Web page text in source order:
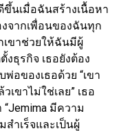
นเมื่อฉันสร้างเนื้อหา
จากเพื่อนของฉันทุก
เขาช่วยให้ฉันมีผู้
งธุรกิจ เธอยังต้อง
อของเธอด้วย “เขา
เขาไม่ใช่เลย” เธอ
“Jemima มีความ
ำเร็จและเป็นผู้